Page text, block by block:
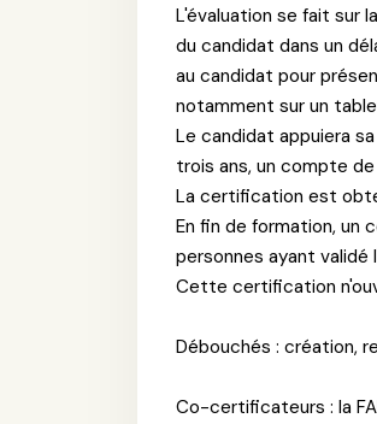
L'évaluation se fait sur
du candidat dans un
au candidat pour
notamment sur un
Le candidat appuiera
trois ans, un compte
La certification est
En fin de formation, un
personnes ayant validé
Cette certification
Débouchés : création,
Co-certificateurs : la